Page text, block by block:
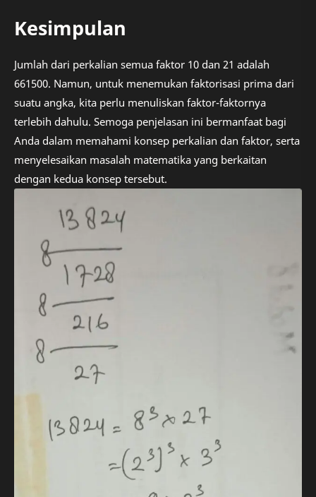
Kesimpulan
Jumlah dari perkalian semua faktor 10 dan 21 adalah
661500. Namun, untuk menemukan faktorisasi prima dari
suatu angka, kita perlu menuliskan faktor-faktornya
terlebih dahulu. Semoga penjelasan ini bermanfaat bagi
Anda dalam memahami konsep perkalian dan faktor, serta
menyelesaikan masalah matematika yang berkaitan
dengan kedua konsep tersebut.